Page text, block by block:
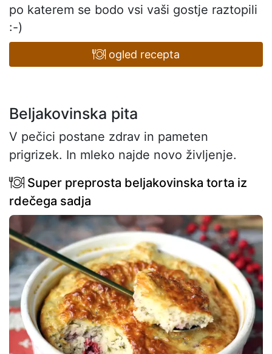
po katerem se bodo vsi vaši gostje raztopili
:-)
ogled recepta
Beljakovinska pita
V pečici postane zdrav in pameten
prigrizek. In mleko najde novo življenje.
Super preprosta beljakovinska torta iz
rdečega sadja